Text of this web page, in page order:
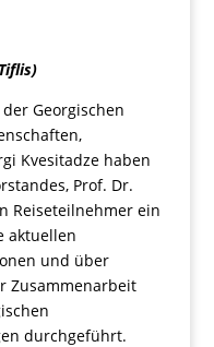
Georgischen
Kvesitadze haben
Prof. Dr.
Reiseteilnehmer ein
aktuellen
und über
Zusammenarbeit
durchgeführt.